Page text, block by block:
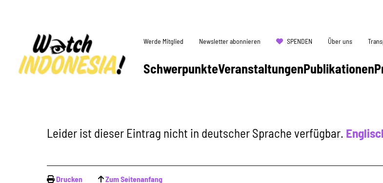
SchwerpunkteVeranstaltungenPublikationen
Werde Mitglied Newsletter abonnieren SPENDEN Über uns
Leider ist dieser Eintrag nicht in deutscher Sprache verfügbar.
Drucken Zum Seitenanfang